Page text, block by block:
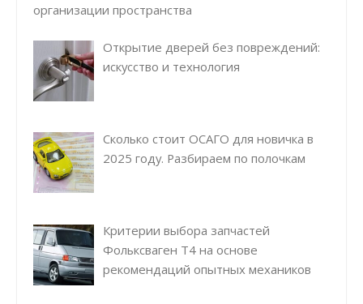
организации пространства
Открытие дверей без повреждений:
искусство и технология
Сколько стоит ОСАГО для новичка в
2025 году. Разбираем по полочкам
Критерии выбора запчастей
Фольксваген Т4 на основе
рекомендаций опытных механиков